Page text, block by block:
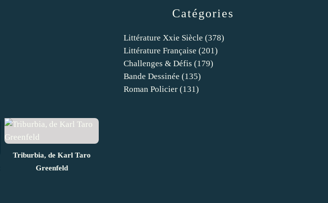
Triburbia, de Karl Taro
Greenfeld
Catégories
Littérature Xxie Siècle (378)
Littérature Française (201)
Challenges & Défis (179)
Bande Dessinée (135)
Roman Policier (131)